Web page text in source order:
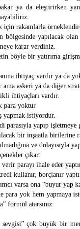
ya da eleştirirken
için rakamlarla
yapılacak
karar verdiniz.
böyle bir yatırıma
ihtiyaç vardır ya da
ama askeri ya da diğer
ihtiyaçları vardır.
para yoktur
yapmak istiyordur.
parasıyla yapıp işletmeye
bir inşaatla birilerine
ve dolayısıyla
çıkar:
parayı ihale eder
kullanır, borçlanır
varsa ona “buyur yap
yok hem yapmaya
formül atarsınız:
çok büyük bir